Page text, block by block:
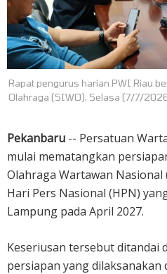
Rapat pengurus harian PWI Riau
Olahraga (SIWO), Selasa (7/7/
Pekanbaru -- Persatuan
mulai mematangkan
Olahraga Wartawan Nasional
Hari Pers Nasional (HPN)
Lampung pada April 2027.
Keseriusan tersebut ditandai
persiapan yang